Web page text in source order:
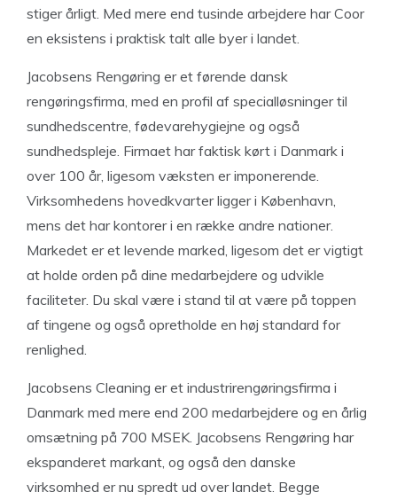
stiger årligt. Med mere end tusinde arbejdere har Coor
en eksistens i praktisk talt alle byer i landet.
Jacobsens Rengøring er et førende dansk
rengøringsfirma, med en profil af specialløsninger til
sundhedscentre, fødevarehygiejne og også
sundhedspleje. Firmaet har faktisk kørt i Danmark i
over 100 år, ligesom væksten er imponerende.
Virksomhedens hovedkvarter ligger i København,
mens det har kontorer i en række andre nationer.
Markedet er et levende marked, ligesom det er vigtigt
at holde orden på dine medarbejdere og udvikle
faciliteter. Du skal være i stand til at være på toppen
af ​​tingene og også opretholde en høj standard for
renlighed.
Jacobsens Cleaning er et industrirengøringsfirma i
Danmark med mere end 200 medarbejdere og en årlig
omsætning på 700 MSEK. Jacobsens Rengøring har
ekspanderet markant, og også den danske
virksomhed er nu spredt ud over landet. Begge